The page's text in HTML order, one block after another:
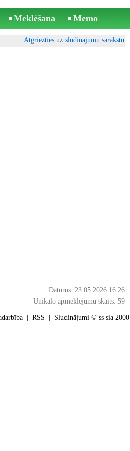
Meklēšana Memo
Atgriezties uz sludinājumu sarakstu
Datums: 23.05.2026 16:26
Unikālo apmeklējumu skaits: 59
RSS | Sludinājumi © ss sia 2000